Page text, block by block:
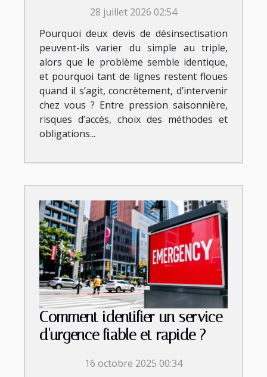
28 juillet 2026 02:54
Pourquoi deux devis de désinsectisation
peuvent-ils varier du simple au triple,
alors que le problème semble identique,
et pourquoi tant de lignes restent floues
quand il s’agit, concrètement, d’intervenir
chez vous ? Entre pression saisonnière,
risques d’accès, choix des méthodes et
obligations...
Comment identifier un service
d'urgence fiable et rapide ?
16 octobre 2025 00:34